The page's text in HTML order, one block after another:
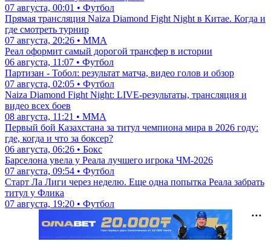
07 августа, 00:01 • Футбол
Прямая трансляция Naiza Diamond Fight Night в Китае. Когда и
где смотреть турнир
07 августа, 20:26 • ММА
Реал оформит самый дорогой трансфер в истории
06 августа, 11:07 • Футбол
Партизан - Тобол: результат матча, видео голов и обзор
07 августа, 02:05 • Футбол
Naiza Diamond Fight Night: LIVE-результаты, трансляция и
видео всех боев
08 августа, 11:21 • ММА
Первый бой Казахстана за титул чемпиона мира в 2026 году:
где, когда и что за боксер?
06 августа, 06:26 • Бокс
Барселона увела у Реала лучшего игрока ЧМ-2026
07 августа, 09:54 • Футбол
Старт Ла Лиги через неделю. Еще одна попытка Реала забрать
титул у Флика
07 августа, 19:20 • Футбол